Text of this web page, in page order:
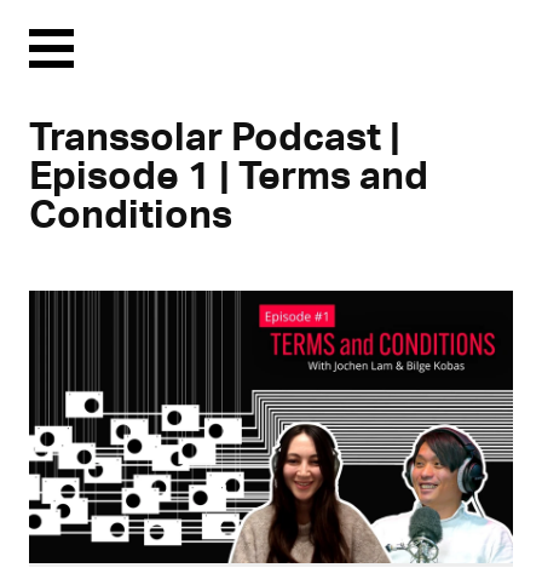
Menu
Transsolar Podcast |
Episode 1 | Terms and
Conditions